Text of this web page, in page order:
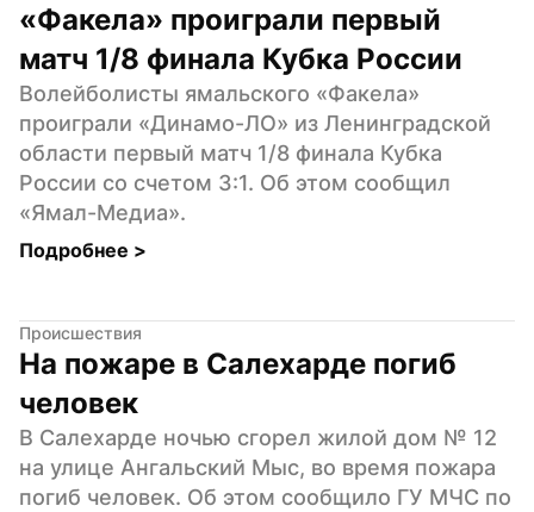
«Факела» проиграли первый
матч 1/8 финала Кубка России
Волейболисты ямальского «Факела»
проиграли «Динамо-ЛО» из Ленинградской
области первый матч 1/8 финала Кубка
России со счетом 3:1. Об этом сообщил
«Ямал-Медиа».
Подробнее >
Происшествия
На пожаре в Салехарде погиб
человек
В Салехарде ночью сгорел жилой дом № 12
на улице Ангальский Мыс, во время пожара
погиб человек. Об этом сообщило ГУ МЧС по